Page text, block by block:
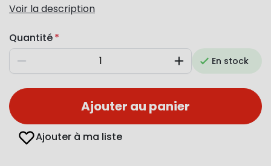
Voir la description
Quantité
Diminuer AugmenterEn stock
Ajouter au panier
Ajouter à ma liste